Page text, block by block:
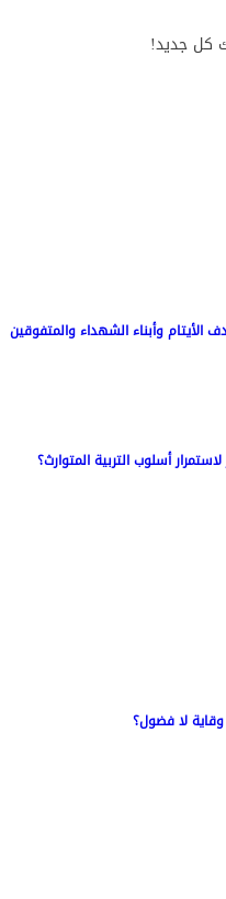
كل جديد!
وأبناء الشهداء والمتفوقين
أسلوب التربية المتوارث؟
وقاية لا فضول؟